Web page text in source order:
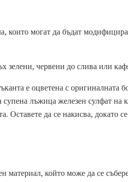
които могат да бъдат
зелени, червени до слива или
е оцветена с оригиналната
супена лъжица железен сулфат
Оставете да се накисва, докато
материал, който може да се